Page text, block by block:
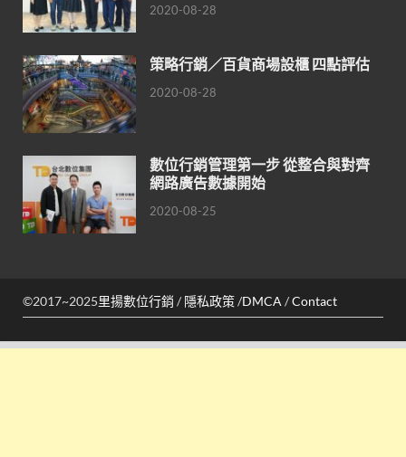
2020-08-28
策略行銷／百貨商場設櫃 四點評估
2020-08-28
數位行銷管理第一步 從整合與對齊
網路廣告數據開始
2020-08-25
©2017~2025里揚數位行銷 / 隱私政策/DMCA /Contact